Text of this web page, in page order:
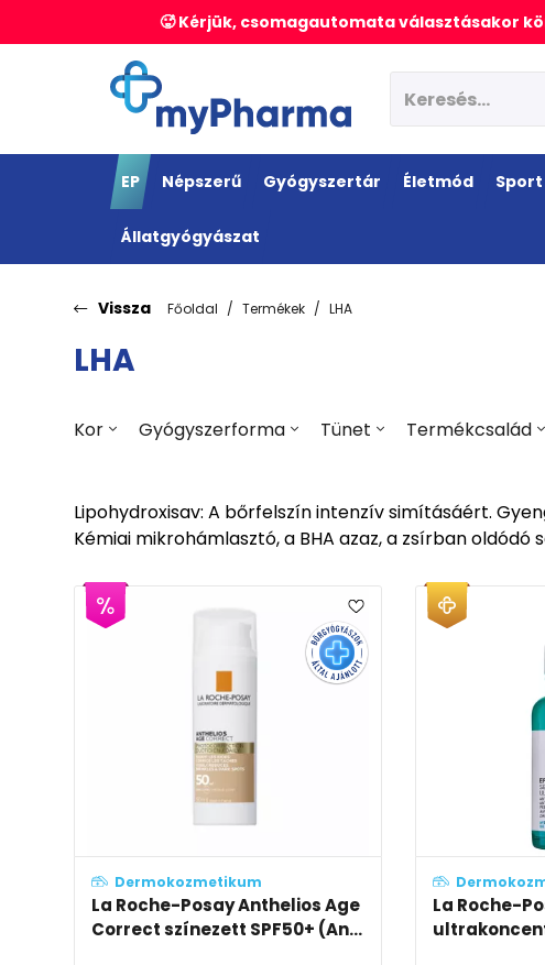
🥵 Kérjük, csomagautomata választásakor
EP Népszerű Gyógyszertár Életmód Sport
Állatgyógyászat
Vissza Főoldal Termékek LHA
LHA
Kor Gyógyszerforma Tünet Termékcsalád
Lipohydroxisav: A bőrfelszín intenzív simításáért.
Kémiai mikrohámlasztó, a BHA azaz, a zsírban
Dermokozmetikum
La Roche-Posay Anthelios Age
Correct színezett SPF50+ (An...
La Roche-